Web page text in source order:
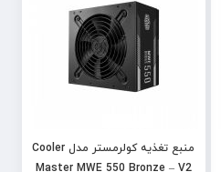
منبع تغذیه کولرمستر مدل Cooler
Master MWE 550 Bronze – V2